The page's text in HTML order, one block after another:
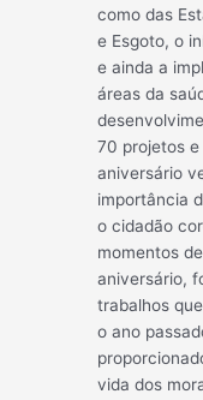
como das
e Esgoto, o
e ainda a
áreas da
70 projetos
aniversário
importância
o cidadão
momentos
aniversário,
trabalhos
o ano
vida dos